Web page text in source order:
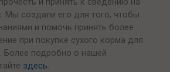
Мы создали его для того, чтобы
и помочь принять более
при покупке сухого корма для
Более подробно о нашей
здесь.